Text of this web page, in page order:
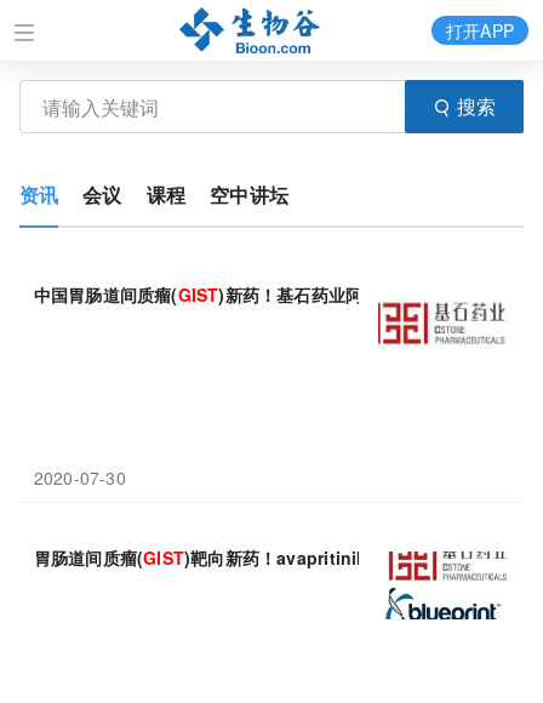
搜索
打开APP
资讯 会议 课程 空中讲坛
中国胃肠道间质瘤(GIST)新药！基石药业阿泊替尼(avapritinib)被
2020-07-30
胃肠道间质瘤(GIST)靶向新药！avapritinib将于9月在欧盟获批，